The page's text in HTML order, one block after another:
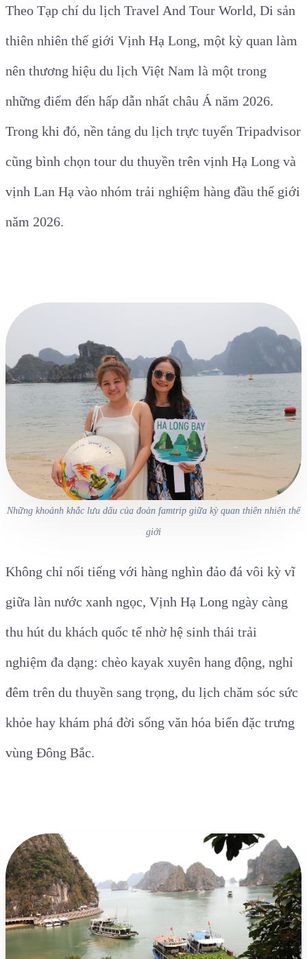
Theo Tạp chí du lịch Travel And Tour World, Di sản
thiên nhiên thế giới Vịnh Hạ Long, một kỳ quan làm
nên thương hiệu du lịch Việt Nam là một trong
những điểm đến hấp dẫn nhất châu Á năm 2026.
Trong khi đó, nền tảng du lịch trực tuyến Tripadvisor
cũng bình chọn tour du thuyền trên vịnh Hạ Long và
vịnh Lan Hạ vào nhóm trải nghiệm hàng đầu thế giới
năm 2026.
Những khoảnh khắc lưu dấu của đoàn famtrip giữa kỳ quan thiên nhiên thế
giới
Không chỉ nổi tiếng với hàng nghìn đảo đá vôi kỳ vĩ
giữa làn nước xanh ngọc, Vịnh Hạ Long ngày càng
thu hút du khách quốc tế nhờ hệ sinh thái trải
nghiệm đa dạng: chèo kayak xuyên hang động, nghỉ
đêm trên du thuyền sang trọng, du lịch chăm sóc sức
khỏe hay khám phá đời sống văn hóa biển đặc trưng
vùng Đông Bắc.